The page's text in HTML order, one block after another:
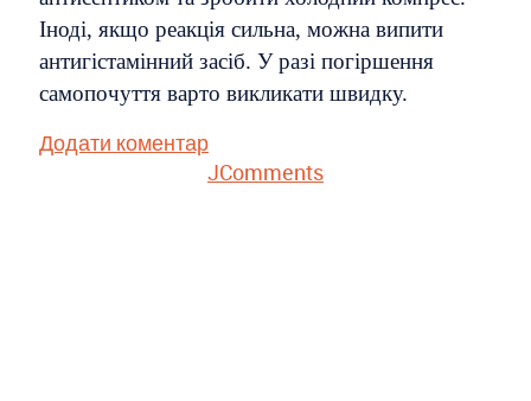
Іноді, якщо реакція сильна, можна випити
антигістамінний засіб. У разі погіршення
самопочуття варто викликати швидку.
Додати коментар
JComments